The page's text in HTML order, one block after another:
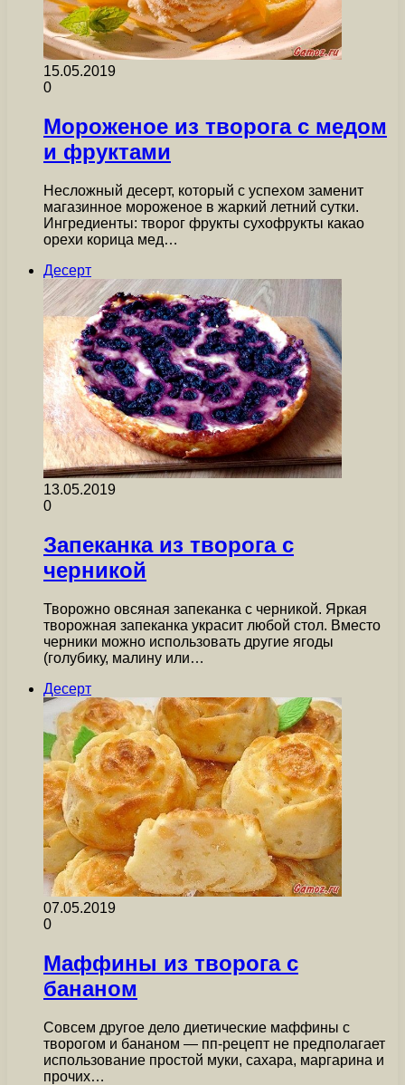
15.05.2019
0
Мороженое из творога с медом
и фруктами
Несложный десерт, который с успехом заменит
магазинное мороженое в жаркий летний сутки.
Ингредиенты: творог фрукты сухофрукты какао
орехи корица мед…
Десерт
13.05.2019
0
Запеканка из творога с
черникой
Творожно овсяная запеканка с черникой. Яркая
творожная запеканка украсит любой стол. Вместо
черники можно использовать другие ягоды
(голубику, малину или…
Десерт
07.05.2019
0
Маффины из творога с
бананом
Совсем другое дело диетические маффины с
творогом и бананом — пп-рецепт не предполагает
использование простой муки, сахара, маргарина и
прочих…